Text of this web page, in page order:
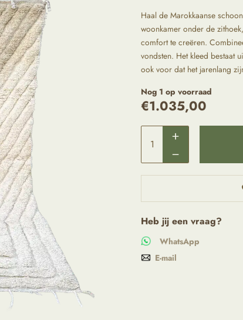
Haal de Marokkaanse
woonkamer onder de
comfort te creëren.
vondsten. Het kleed bestaat
ook voor dat het jarenlang
Nog 1 op voorraad
€1.035,00
Heb jij een vraag?
WhatsApp
E-mail